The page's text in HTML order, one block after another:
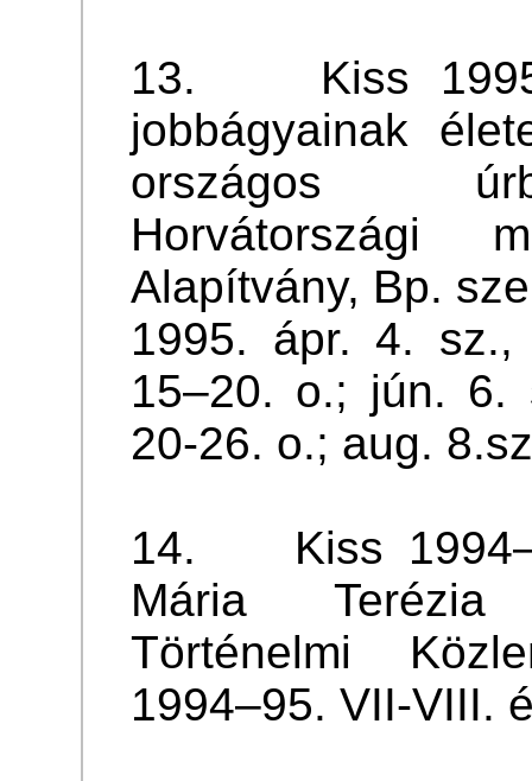
13. Kiss
jobbágyainak
országos
Horvátországi
Alapítvány, Bp.
1995. ápr. 4.
15–20. o.; jún. 6.
20-26. o.; aug.
14. Kiss
Mária Terézia
Történelmi
1994–95. VII-VIII.